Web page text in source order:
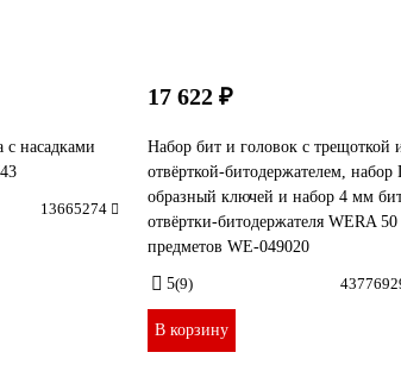
с насадками
13665274
17 622 ₽
Набор бит и головок с трещоткой
отвёрткой-битодержателем, набор
образный ключей и набор 4 мм
отвёртки-битодержателя WERA 50
предметов WE-049020
5(9)
В корзину